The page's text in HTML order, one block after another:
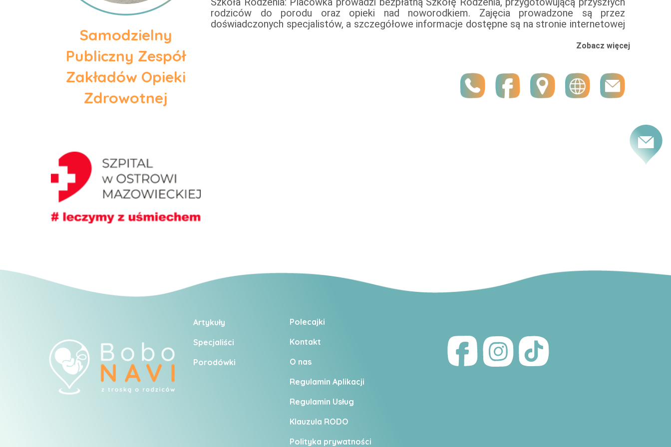
Samodzielny
Publiczny Zespół
Zakładów Opieki
Zdrowotnej
rodziców do porodu oraz opieki nad noworodkiem. Zajęcia prowadzone są przez
doświadczonych specjalistów, a szczegółowe informacje dostępne są na stronie internetowej
Zobacz więcej
Artykuły
Specjaliści
Porodówki
Polecajki
Kontakt
O nas
Regulamin Aplikacji
Regulamin Usług
Klauzula RODO
Polityka prywatności